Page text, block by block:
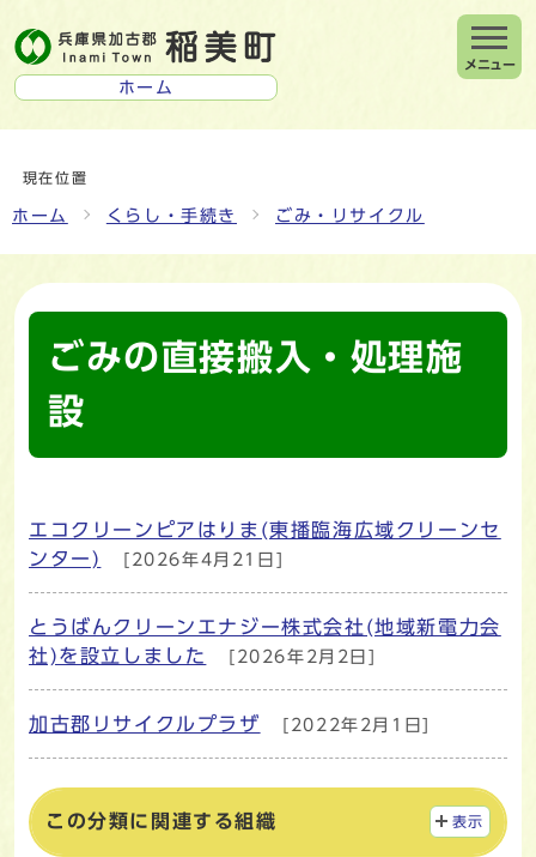
ホーム
メニュー
現在位置
ホーム くらし・手続き ごみ・リサイクル
ごみの直接搬入・処理施
設
メインメニュー
エコクリーンピアはりま(東播臨海広域クリーンセ
ンター)
[2026年4月21日]
とうばんクリーンエナジー株式会社(地域新電力会
社)を設立しました
[2026年2月2日]
加古郡リサイクルプラザ [2022年2月1日]
この分類に関連する組織 表示